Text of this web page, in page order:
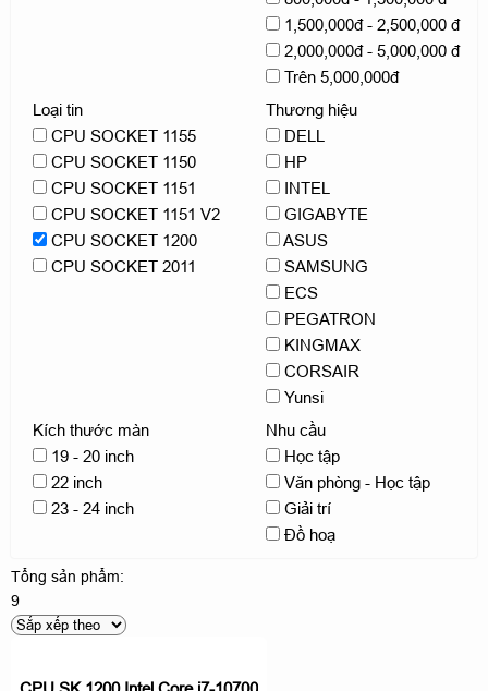
1,500,000đ - 2,500,000 đ
2,000,000đ - 5,000,000 đ
Trên 5,000,000đ
Loại tin
CPU SOCKET 1155
CPU SOCKET 1150
CPU SOCKET 1151
CPU SOCKET 1151 V2
CPU SOCKET 1200
CPU SOCKET 2011
Thương hiệu
DELL
HP
INTEL
GIGABYTE
ASUS
SAMSUNG
ECS
PEGATRON
KINGMAX
CORSAIR
Yunsi
Kích thước màn
19 - 20 inch
22 inch
23 - 24 inch
Nhu cầu
Học tập
Văn phòng - Học tập
Giải trí
Đồ hoạ
Tổng sản phẩm:
9